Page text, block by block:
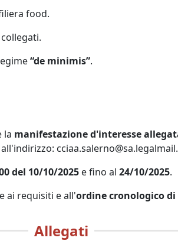
food.
collegati.
“de minimis”.
la manifestazione d'interesse
all'indirizzo:
del 10/10/2025 e fino al 24/10/2025.
ai requisiti e all'ordine cronologico
Allegati